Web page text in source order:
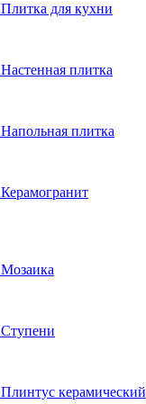
Плитка для кухни
Настенная плитка
Напольная плитка
Керамогранит
Мозаика
Ступени
Плинтус керамический